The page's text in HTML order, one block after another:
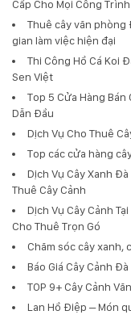
Cấp Cho Mọi Công Trình
Thuê cây văn phòng
gian làm việc hiện đại
Thi Công Hồ Cá Koi
Sen Việt
Top 5 Cửa Hàng Bán
Dẫn Đầu
Dịch Vụ Cho Thuê
Top các cửa hàng
Dịch Vụ Cây Xanh
Thuê Cây Cảnh
Dịch Vụ Cây Cảnh
Cho Thuê Trọn Gó
Chăm sóc cây xanh,
Báo Giá Cây Cảnh
TOP 9+ Cây Cảnh
Lan Hồ Điệp – Món